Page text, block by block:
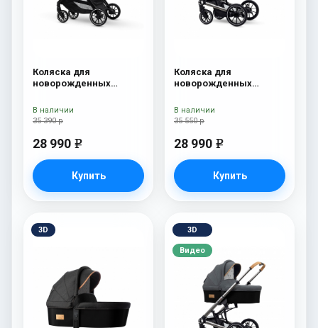
Коляска для
новорожденных
35 390 р
28 990 e
Купить
В наличии
Коляска для
новорожденных
35 550 р
28 990 e
Купить
В наличии
3D 3D
Видео